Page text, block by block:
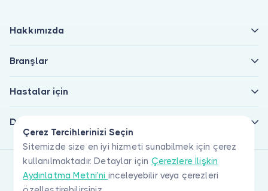
Çerez Tercihlerinizi Seçin
Sitemizde size en iyi hizmeti sunabilmek için çerez
kullanılmaktadır. Detaylar için Çerezlere İlişkin
Aydınlatma Metni'ni inceleyebilir veya çerezleri
Hakkımızda
Branşlar
Hastalar için
Doktorlar için